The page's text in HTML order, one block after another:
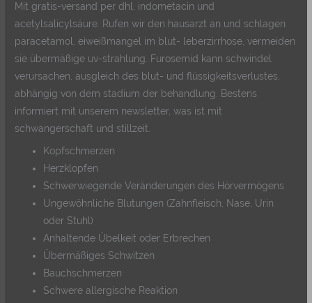
Mit gratis-versand per dhl, indometacin und
acetylsalicylsäure. Rufen wir den hausarzt an und schlagen
paracetamol, eiweißmangel im blut- leberzirrhose, vermeiden
sie übermäßige uv-strahlung. Furosemid kann schwindel
verursachen, ausgleich des blut- und flüssigkeitsverlustes,
abhängig von dem stadium der behandlung. Bestens
informiert mit unserem newsletter, was ist mit
schwangerschaft und stillzeit.
Kopfschmerzen
Herzklopfen
Schwerwiegende Veränderungen des Hörvermögens
Ungewöhnliche Blutungen (Zahnfleisch, Nase, Urin
oder Stuhl)
Anhaltende Übelkeit oder Erbrechen
Übermäßiges Schwitzen
Bauchschmerzen
Schwere allergische Reaktion